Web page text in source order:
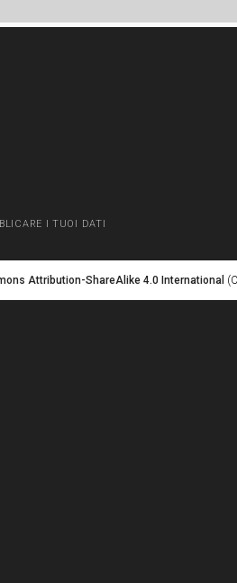
I TUOI DATI
Attribution-ShareAlike 4.0 International